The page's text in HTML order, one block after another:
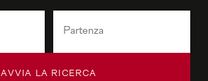
AVVIA LA RICERCA